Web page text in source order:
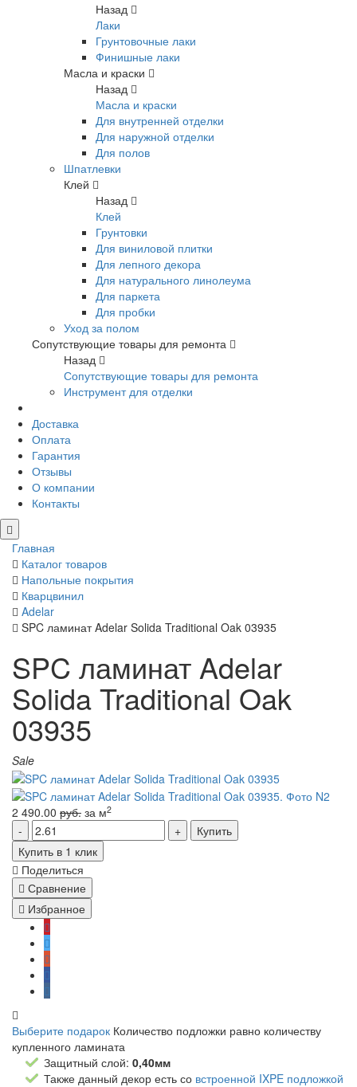
Назад
Лаки
Грунтовочные лаки
Финишные лаки
Масла и краски
Назад
Масла и краски
Для внутренней отделки
Для наружной отделки
Для полов
Шпатлевки
Клей
Назад
Клей
Грунтовки
Для виниловой плитки
Для лепного декора
Для натурального линолеума
Для паркета
Для пробки
Уход за полом
Сопутствующие товары для ремонта
Назад
Сопутствующие товары для ремонта
Инструмент для отделки
Доставка
Оплата
Гарантия
Отзывы
О компании
Контакты
Главная
Каталог товаров
Напольные покрытия
Кварцвинил
Adelar
SPC ламинат Adelar Solida Traditional Oak 03935
SPC ламинат Adelar
Solida Traditional Oak
03935
Sale
2 490.00 руб. за м2
Купить
Купить в 1 клик
Поделиться
Сравнение
Избранное
Выберите подарок Количество подложки равно количеству
купленного ламината
Защитный слой: 0,40мм
Также данный декор есть со встроенной IXPE подложкой